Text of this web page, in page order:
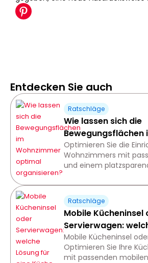
Entdecken Sie auch
Ratschläge
Wie lassen sich die
Bewegungsflächen
Wohnzimmer
organisieren?
Optimieren Sie die
Wohnzimmers mit
und einem
komfortablen
Ratschläge
Mobile Kücheninsel
Servierwagen:
eine Küche ohne
Mobile Kücheninsel
Optimieren Sie Ihre
mit passenden